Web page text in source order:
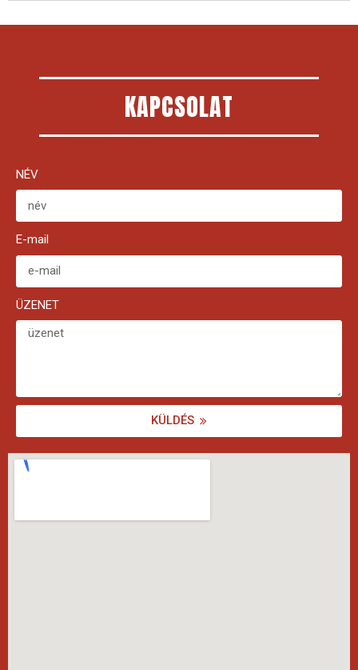
KAPCSOLAT
NÉV
E-mail
ÜZENET
KÜLDÉS